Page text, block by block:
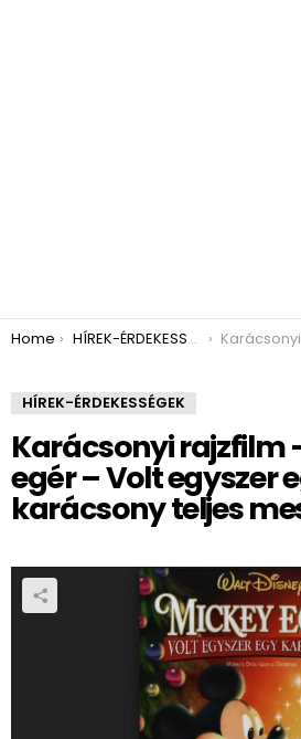
You are here:
Home HÍREK-ÉRDEKESSÉGEK Karácsonyi rajzfilm – Mickey egér – Volt egyszer
HÍREK-ÉRDEKESSÉGEK
Karácsonyi rajzfilm
egér – Volt egyszer
karácsony teljes